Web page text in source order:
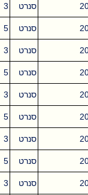
סנרט
סנרט
סנרט
סנרט
סנרט
סנרט
סנרט
סנרט
סנרט